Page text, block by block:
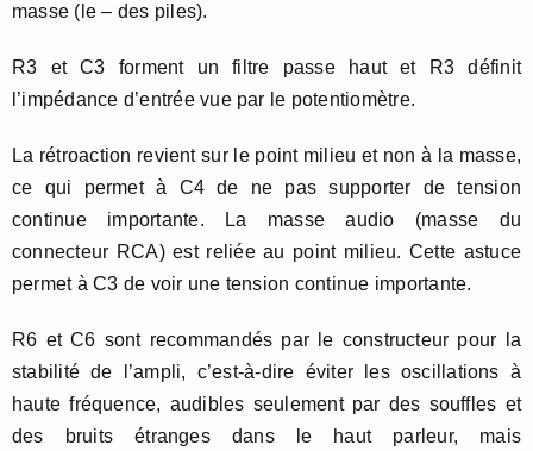
masse (le – des piles).
R3 et C3 forment un filtre passe haut et R3 définit
l’impédance d’entrée vue par le potentiomètre.
La rétroaction revient sur le point milieu et non à la masse,
ce qui permet à C4 de ne pas supporter de tension
continue importante. La masse audio (masse du
connecteur RCA) est reliée au point milieu. Cette astuce
permet à C3 de voir une tension continue importante.
R6 et C6 sont recommandés par le constructeur pour la
stabilité de l’ampli, c’est-à-dire éviter les oscillations à
haute fréquence, audibles seulement par des souffles et
des bruits étranges dans le haut parleur, mais